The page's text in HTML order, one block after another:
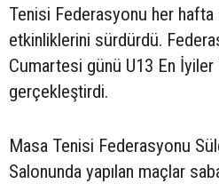
Tenisi Federasyonu her
etkinliklerini sürdürdü.
Cumartesi günü U13 En İyiler
gerçekleştirdi.
Masa Tenisi Federasyonu
Salonunda yapılan maçlar